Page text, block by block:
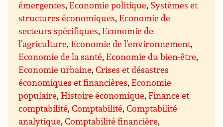
émergentes,Economie politique, Systèmes et
structures économiques,Economie de
secteurs spécifiques,Economie de
l’agriculture,Economie de l’environnement,
Economie de la santé,Economie du bien-être,
Economie urbaine,Crises et désastres
économiques et financières,Economie
populaire,Histoire économique,Finance et
comptabilité,Comptabilité,Comptabilité
analytique,Comptabilité financière,